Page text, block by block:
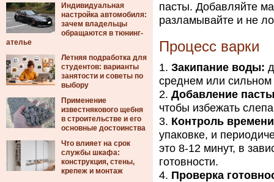
Индивидуальная
настройка автомобиля:
зачем владельцы
обращаются в тюнинг-
ателье
Летняя подработка для
студентов: варианты
занятости и советы по
выбору
Применение
известнякового щебня
в строительстве и его
основные достоинства
Что влияет на срок
службы шкафа:
конструкция, стены,
крепеж и монтаж
пасты. Добавляйте
разламывайте и не
Процесс варки
Закипание воды:
среднем или сильном
Добавление
чтобы избежать
Контроль
упаковке, и
это 8-12 минут, в
готовности.
Проверка